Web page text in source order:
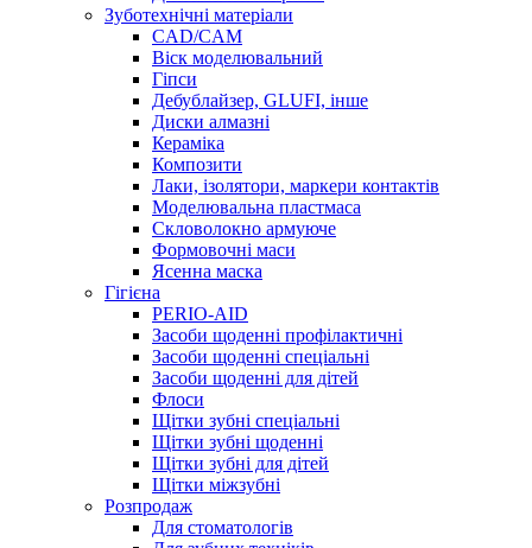
Зуботехнічні матеріали
CAD/CAM
Віск моделювальний
Гіпси
Дебублайзер, GLUFI, інше
Диски алмазні
Кераміка
Композити
Лаки, ізолятори, маркери контактів
Моделювальна пластмаса
Скловолокно армуюче
Формовочні маси
Ясенна маска
Гігієна
PERIO-AID
Засоби щоденні профілактичні
Засоби щоденні спеціальні
Засоби щоденні для дітей
Флоси
Щітки зубні спеціальні
Щітки зубні щоденні
Щітки зубні для дітей
Щітки міжзубні
Розпродаж
Для стоматологів